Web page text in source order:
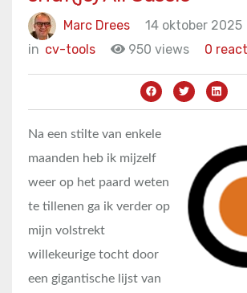
Marc Drees
14 oktober 2025
in cv-tools 950 views 0
Na een stilte van enkele
maanden heb ik mijzelf
weer op het paard weten
te tillenen ga ik verder op
mijn volstrekt
willekeurige tocht door
een gigantische lijst van